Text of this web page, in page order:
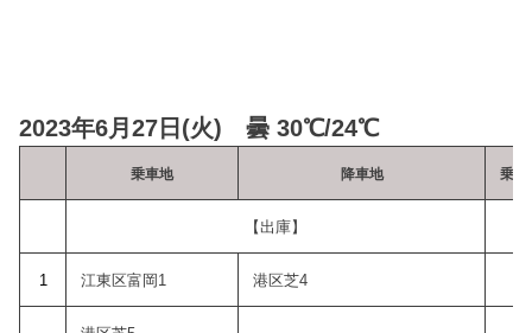
2023年6月27日(火) 曇 30℃/24℃
乗車地 降車地 乗
【出庫】
1 江東区富岡1 港区芝4